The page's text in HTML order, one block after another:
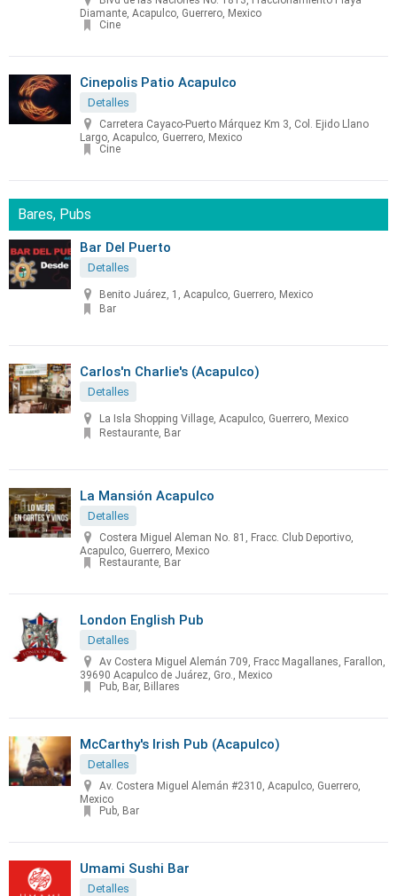
Diamante, Acapulco, Guerrero, Mexico
Cine
Cinepolis Patio Acapulco
Detalles
Carretera Cayaco-Puerto Márquez Km 3, Col. Ejido Llano
Largo, Acapulco, Guerrero, Mexico
Cine
Bares, Pubs
Bar Del Puerto
Detalles
Benito Juárez, 1, Acapulco, Guerrero, Mexico
Bar
Carlos'n Charlie's (Acapulco)
Detalles
La Isla Shopping Village, Acapulco, Guerrero, Mexico
Restaurante, Bar
La Mansión Acapulco
Detalles
Costera Miguel Aleman No. 81, Fracc. Club Deportivo,
Acapulco, Guerrero, Mexico
Restaurante, Bar
London English Pub
Detalles
Av Costera Miguel Alemán 709, Fracc Magallanes, Farallon,
39690 Acapulco de Juárez, Gro., Mexico
Pub, Bar, Billares
McCarthy's Irish Pub (Acapulco)
Detalles
Av. Costera Miguel Alemán #2310, Acapulco, Guerrero,
Mexico
Pub, Bar
Umami Sushi Bar
Detalles